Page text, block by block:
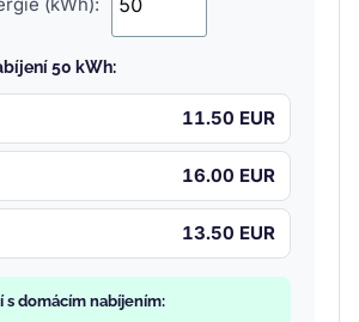
50 kWh:
11.50 EUR
16.00 EUR
13.50 EUR
s domácím nabíjením: